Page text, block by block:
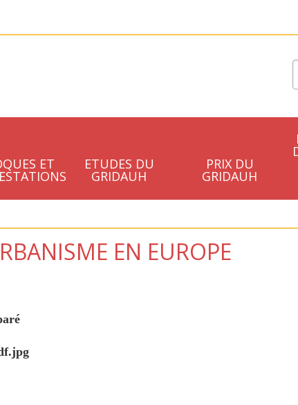
ET ETUDES DU
GRIDAUH
PRIX DU
GRIDAUH
EN EUROPE